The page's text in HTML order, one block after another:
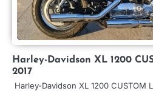
Harley-Davidson XL 1200
2017
Harley-Davidson XL 1200 CUSTOM